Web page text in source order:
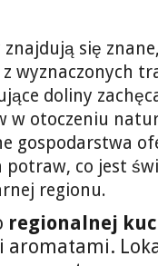
znajdują się
wyznaczonych
doliny
w otoczeniu
gospodarstwa
potraw, co jest
regionu.
regionalnej